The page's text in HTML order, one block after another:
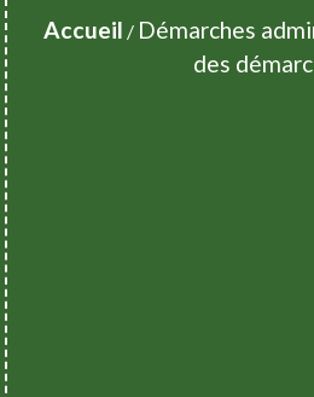
Accueil / Démarches
des